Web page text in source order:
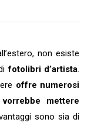
non esiste
fotolibri d’artista.
offre numerosi
mettere
sono sia di